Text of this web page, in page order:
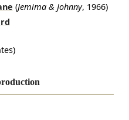
(Jemima & Johnny, 1966)